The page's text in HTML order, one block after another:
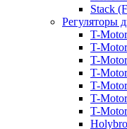
Stack
Регуляторы
T-
T-
T-
T-
T-
T-
T-
Holybro